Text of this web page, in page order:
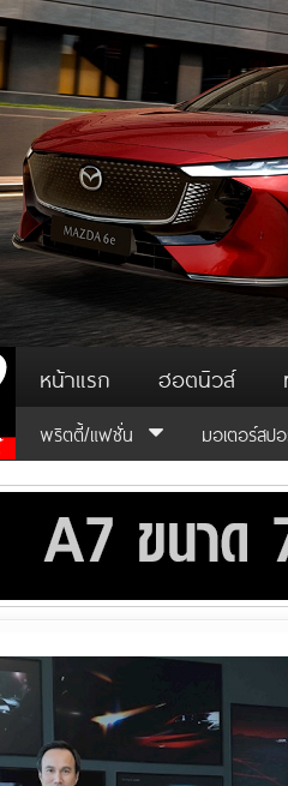
หน้าแรก ฮอตนิวส์
พริตตี้/แฟชั่น มอเตอร์สป